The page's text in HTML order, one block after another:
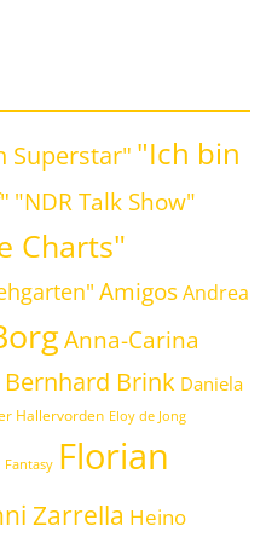
Superstar" "Ich bin
"NDR Talk Show"
Charts"
Amigos Andrea
Anna-Carina
Bernhard Brink Daniela
Hallervorden Eloy de Jong
Fantasy Florian
Zarrella Heino